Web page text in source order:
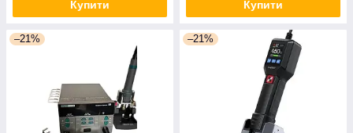
Купити Купити
–21% –21%